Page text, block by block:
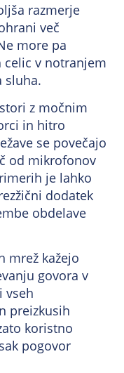
razmerje
več
more pa
v notranjem
sluha.
z močnim
in hitro
se povečajo
od mikrofonov
je lahko
dodatek
obdelave
mrež kažejo
govora v
vseh
preizkusih
koristno
pogovor